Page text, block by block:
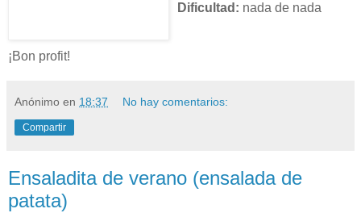
Dificultad: nada de nada
¡Bon profit!
Anónimo en 18:37 No hay comentarios:
Compartir
Ensaladita de verano (ensalada de
patata)